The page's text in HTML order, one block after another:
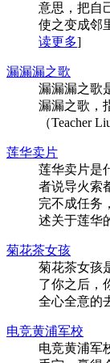
意思，把自
使之变成邻
读更多]
漏漏漏之歌
漏漏漏之歌
漏漏之歌，
（Teacher
莲华卖片
莲华卖片是
者说导火索
完不成任务
述关于莲华
菊花茶女孩
菊花茶女孩
了你之后，
全心全意的
电竞黄浦军校
电竞黄浦军